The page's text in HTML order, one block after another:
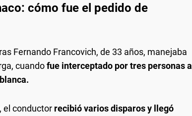
cómo fue el pedido de
Fernando Francovich, de 33 años, manejaba
cuandofue interceptado por tres personas a
el conductor recibió varios disparos y llegó